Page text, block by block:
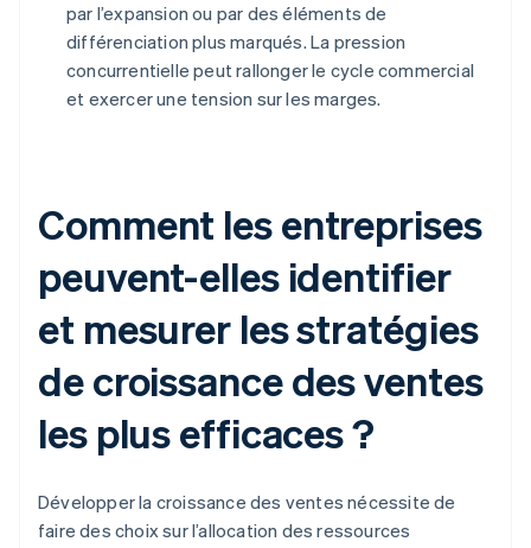
par l’expansion ou par des éléments de
différenciation plus marqués. La pression
concurrentielle peut rallonger le cycle commercial
et exercer une tension sur les marges.
Comment les entreprises
peuvent-elles identifier
et mesurer les stratégies
de croissance des ventes
les plus efficaces ?
Développer la croissance des ventes nécessite de
faire des choix sur l’allocation des ressources